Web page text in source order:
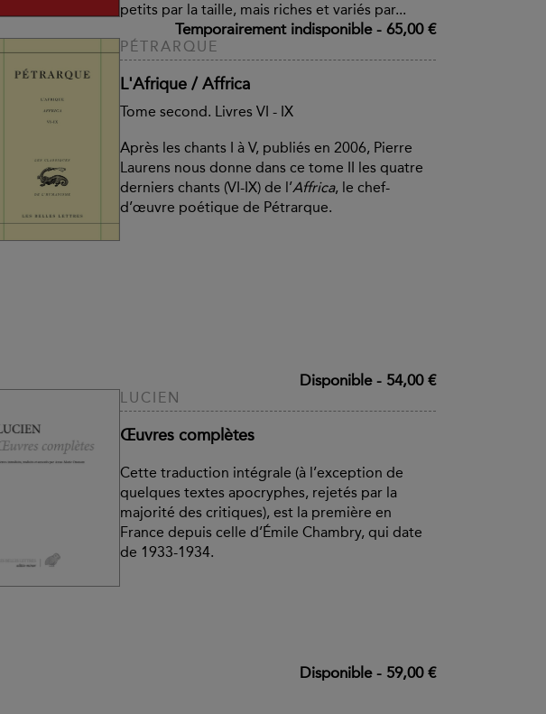
petits par la taille, mais riches et variés par...
Temporairement indisponible- 65,00 €
PÉTRARQUE
L'Afrique / Affrica
Tome second. Livres VI - IX
Après les chants I à V, publiés en 2006, Pierre
Laurens nous donne dans ce tome II les quatre
derniers chants (VI-IX) de l’Affrica, le chef-
d’œuvre poétique de Pétrarque.
Disponible- 54,00 €
LUCIEN
Œuvres complètes
Cette traduction intégrale (à l’exception de
quelques textes apocryphes, rejetés par la
majorité des critiques), est la première en
France depuis celle d’Émile Chambry, qui date
de 1933-1934.
Disponible- 59,00 €